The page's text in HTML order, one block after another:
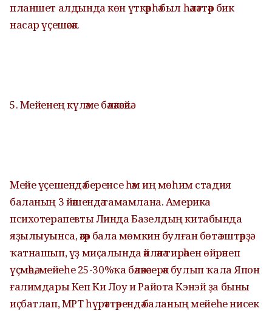
планшет алдында көн үткәрһә был һәләттәр бик
насар үҫешәсәк.
5. Мейенең күләме бәләкәсәйә.
Мейе үҫешендә беренсе һәм иң мөһим стадия
баланың 3 йәшендә тамамлана. Америка
психотерапевты Линда Базелдың китабында
яҙылыуынса, әгәр бала мөмкин булған бөтә эштәрҙә
ҡатнашып, үҙ миҫалында әйләнә тирәһен өйрәнеп
үҫмәһә, мейеһе 25-30%ҡа бәләкәсерәк булып ҡала Япон
ғалимдары Кеп Ки Лоу и Райота Кэнэй ҙа быны
иҫбатлап, МРТ һүрәттәрендә баланың мейеһе нисек